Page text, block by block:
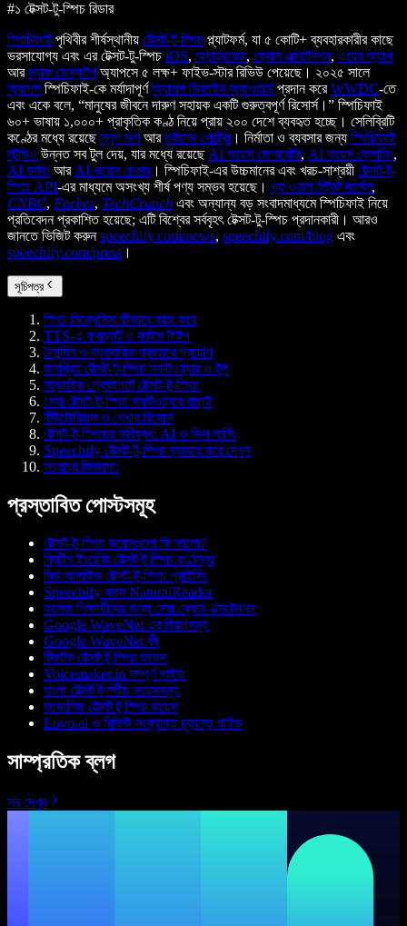
#১ টেক্সট-টু-স্পিচ রিডার
স্পিচিফাই পৃথিবীর শীর্ষস্থানীয় টেক্সট-টু-স্পিচ প্ল্যাটফর্ম, যা ৫ কোটি+ ব্যবহারকারীর কাছে
ভরসাযোগ্য এবং এর টেক্সট-টু-স্পিচ iOS, অ্যান্ড্রয়েড, ক্রোম এক্সটেনশন, ওয়েব অ্যাপ
আরম্যাক ডেস্কটপ অ্যাপসে ৫ লক্ষ+ ফাইভ-স্টার রিভিউ পেয়েছে। ২০২৫ সালে
অ্যাপলস্পিচিফাই-কে মর্যাদাপূর্ণঅ্যাপল ডিজাইন অ্যাওয়ার্ড প্রদান করেWWDC-তে
এবং একে বলে, “মানুষের জীবনে দারুণ সহায়ক একটি গুরুত্বপূর্ণ রিসোর্স।” স্পিচিফাই
৬০+ ভাষায় ১,০০০+ প্রাকৃতিক কণ্ঠ নিয়ে প্রায় ২০০ দেশে ব্যবহৃত হচ্ছে। সেলিব্রিটি
কণ্ঠের মধ্যে রয়েছেস্নুপ ডগ আরগুইনেথ পেল্ট্রো । নির্মাতা ও ব্যবসার জন্য স্পিচিফাই
স্টুডিও উন্নত সব টুল দেয়, যার মধ্যে রয়েছে AI ভয়েস জেনারেটর, AI ভয়েস ক্লোনিং,
AI ডাবিং আর AI ভয়েস চেঞ্জার। স্পিচিফাই-এর উচ্চমানের এবং খরচ-সাশ্রয়ী টেক্সট-টু-
স্পিচ API-এর মাধ্যমে অসংখ্য শীর্ষ পণ্য সম্ভব হয়েছে। দ্য ওয়াল স্ট্রিট জার্নাল,
CNBC, Forbes, TechCrunch এবং অন্যান্য বড় সংবাদমাধ্যমে স্পিচিফাই নিয়ে
প্রতিবেদন প্রকাশিত হয়েছে; এটি বিশ্বের সর্ববৃহৎ টেক্সট-টু-স্পিচ প্রদানকারী। আরও
জানতে ভিজিট করুনspeechify.com/news, speechify.com/blog এবং
speechify.com/press ।
সূচিপত্র
স্পিচ সিন্থেসিস কীভাবে কাজ করে
TTS-এ ফরম্যাট ও ফাইল টাইপ
দৈনন্দিন ও ব্যবসায়িক ব্যবহারে প্রয়োগ
জনপ্রিয় টেক্সট-টু-স্পিচ সফটওয়্যার ও টুল
বহুভাষিক প্রেক্ষাপটে টেক্সট-টু-স্পিচ
সেরা টেক্সট-টু-স্পিচ সফটওয়্যার বাছাই
টিউটোরিয়াল ও শেখার রিসোর্স
টেক্সট-টু-স্পিচের ভবিষ্যৎ: AI ও ডিপ লার্নিং
Speechify টেক্সট-টু-স্পিচ ব্যবহার করে দেখুন
সচরাচর জিজ্ঞাসা:
প্রস্তাবিত পোস্টসমূহ
টেক্সট-টু-স্পিচ ভয়েসগুলো কি ভালো?
ব্রিটিশ ইংরেজি টেক্সট টু স্পিচ কণ্ঠস্বর
রিড আলাউড টেক্সট-টু-স্পিচ প্রাইসিং
Speechify বনাম NaturalReader
কলেজ শিক্ষার্থীদের জন্য সেরা ক্রোম এক্সটেনশন
Google WaveNet এর বিকল্পসমূহ
Google WaveNet কী
টিকটক টেক্সট টু স্পিচ ভয়েস
Voicemaker.in সম্পূর্ণ গাইড
বাংলা টেক্সট টু স্পীচ ভয়েসসমূহ
জাভানিজ টেক্সট টু স্পিচ ভয়েস
Lovo.ai ও রিভিউ সংক্রান্ত চূড়ান্ত গাইড
সাম্প্রতিক ব্লগ
সব দেখুন